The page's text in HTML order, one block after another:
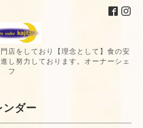
店をしており【理念として】食の安
し努力しております。オーナーシェ
フ
ンダー